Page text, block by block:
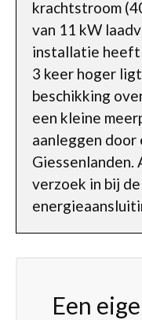
krachtstroom
van 11 kW
installatie heeft
3 keer hoger
beschikking
een kleine
aanleggen
Giessenlanden.
verzoek in bij
Een